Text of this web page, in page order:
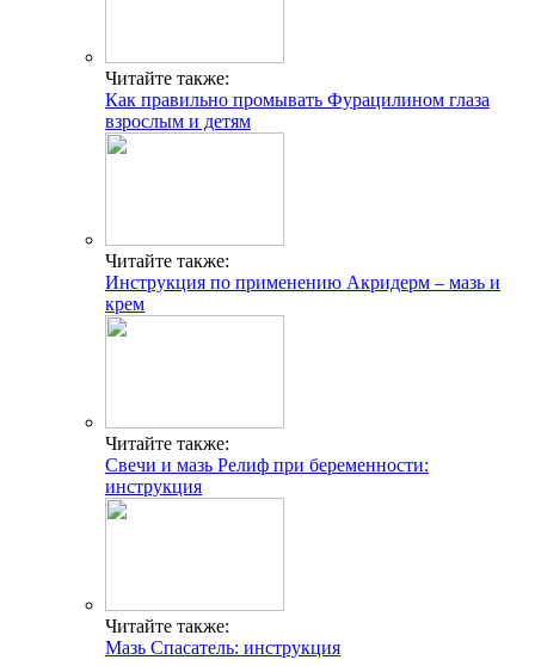
Читайте также:
Как правильно промывать Фурацилином глаза
взрослым и детям
Читайте также:
Инструкция по применению Акридерм – мазь и
крем
Читайте также:
Свечи и мазь Релиф при беременности:
инструкция
Читайте также:
Мазь Спасатель: инструкция